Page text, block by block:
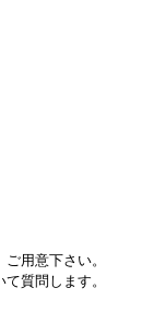
用意下さい。
質問します。